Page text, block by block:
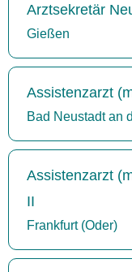
Arztsekretär
Gießen
Assistenzarzt
Bad Neustadt an
Assistenzarzt
II
Frankfurt (Oder)